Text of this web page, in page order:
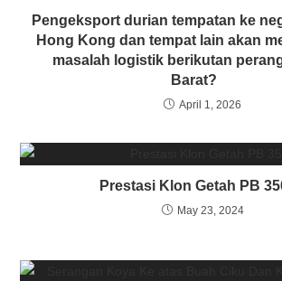
Pengeksport durian tempatan ke
Hong Kong dan tempat lain akan
masalah logistik berikutan
Barat?
April 1, 2026
Prestasi Klon Getah PB
May 23, 2024